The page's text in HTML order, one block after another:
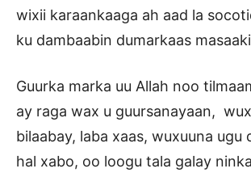
wixii karaankaaga ah aad la
ku dambaabin dumarkaas
Guurka marka uu Allah noo
ay raga wax u guursanayaan,
bilaabay, laba xaas, wuxuuna ugu
hal xabo, oo loogu tala galay